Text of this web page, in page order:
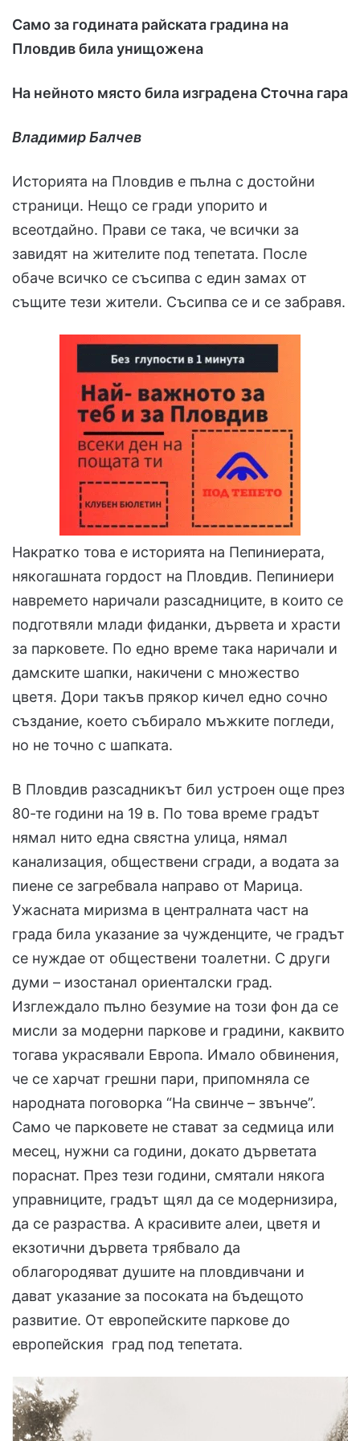
Само за годината райската градина на
Пловдив била унищожена
На нейното място била изградена Сточна гара
Владимир Балчев
Историята на Пловдив е пълна с достойни
страници. Нещо се гради упорито и
всеотдайно. Прави се така, че всички за
завидят на жителите под тепетата. После
обаче всичко се съсипва с един замах от
същите тези жители. Съсипва се и се забравя.
Накратко това е историята на Пепиниерата,
някогашната гордост на Пловдив. Пепиниери
навремето наричали разсадниците, в които се
подготвяли млади фиданки, дървета и храсти
за парковете. По едно време така наричали и
дамските шапки, накичени с множество
цветя. Дори такъв прякор кичел едно сочно
създание, което събирало мъжките погледи,
но не точно с шапката.
В Пловдив разсадникът бил устроен още през
80-те години на 19 в. По това време градът
нямал нито една свястна улица, нямал
канализация, обществени сгради, а водата за
пиене се загребвала направо от Марица.
Ужасната миризма в централната част на
града била указание за чужденците, че градът
се нуждае от обществени тоалетни. С други
думи – изостанал ориенталски град.
Изглеждало пълно безумие на този фон да се
мисли за модерни паркове и градини, каквито
тогава украсявали Европа. Имало обвинения,
че се харчат грешни пари, припомняла се
народната поговорка “На свинче – звънче”.
Само че парковете не стават за седмица или
месец, нужни са години, докато дърветата
пораснат. През тези години, смятали някога
управниците, градът щял да се модернизира,
да се разраства. А красивите алеи, цветя и
екзотични дървета трябвало да
облагородяват душите на пловдивчани и
дават указание за посоката на бъдещото
развитие. От европейските паркове до
европейския град под тепетата.